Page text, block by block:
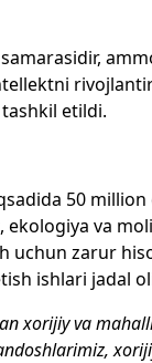
etildi.
50 million
ekologiya va
uchun zarur
ishlari jadal
xorijiy va